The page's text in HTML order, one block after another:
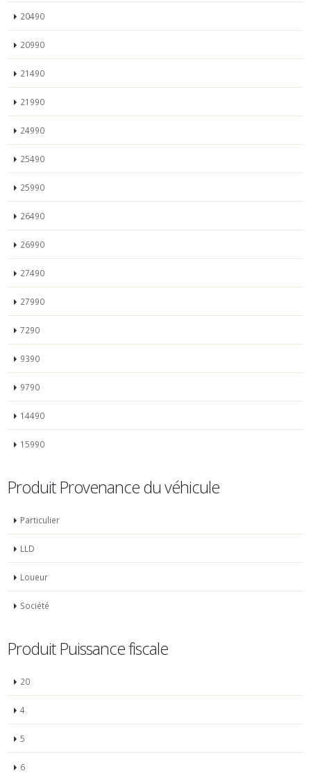
20490
20990
21490
21990
24990
25490
25990
26490
26990
27490
27990
7290
9390
9790
14490
15990
Produit Provenance du véhicule
Particulier
LLD
Loueur
Société
Produit Puissance fiscale
20
4
5
6